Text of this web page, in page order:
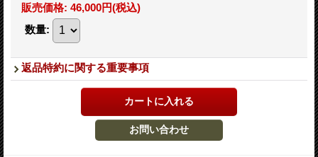
販売価格: 46,000円(税込)
数量:
返品特約に関する重要事項